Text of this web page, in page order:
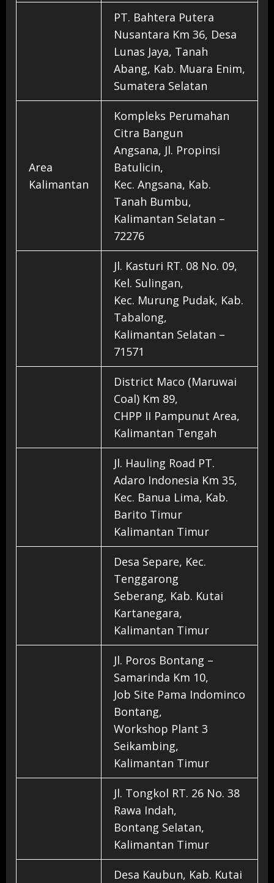
PT. Bahtera Putera
Nusantara Km 36, Desa
Lunas Jaya, Tanah
Abang, Kab. Muara Enim,
Sumatera Selatan
Area
Kalimantan
Kompleks Perumahan
Citra Bangun
Angsana, Jl. Propinsi
Batulicin,
Kec. Angsana, Kab.
Tanah Bumbu,
Kalimantan Selatan –
72276
Jl. Kasturi RT. 08 No. 09,
Kel. Sulingan,
Kec. Murung Pudak, Kab.
Tabalong,
Kalimantan Selatan –
71571
District Maco (Maruwai
Coal) Km 89,
CHPP II Pampunut Area,
Kalimantan Tengah
Jl. Hauling Road PT.
Adaro Indonesia Km 35,
Kec. Banua Lima, Kab.
Barito Timur
Kalimantan Timur
Desa Separe, Kec.
Tenggarong
Seberang, Kab. Kutai
Kartanegara,
Kalimantan Timur
Jl. Poros Bontang –
Samarinda Km 10,
Job Site Pama Indominco
Bontang,
Workshop Plant 3
Seikambing,
Kalimantan Timur
Jl. Tongkol RT. 26 No. 38
Rawa Indah,
Bontang Selatan,
Kalimantan Timur
Desa Kaubun, Kab. Kutai